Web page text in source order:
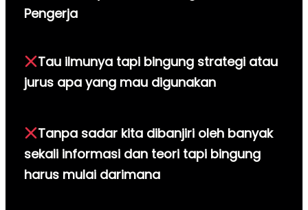
Pengerja
Tau ilmunya tapi bingung strategi atau
jurus apa yang mau digunakan
Tanpa sadar kita dibanjiri oleh banyak
sekali informasi dan teori tapi bingung
harus mulai darimana